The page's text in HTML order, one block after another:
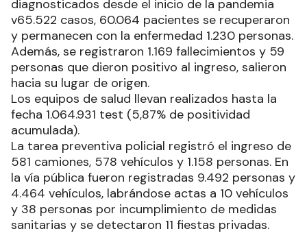
diagnosticados desde el inicio de la pandemia
v65.522 casos, 60.064 pacientes se recuperaron
y permanecen con la enfermedad 1.230 personas.
Además, se registraron 1.169 fallecimientos y 59
personas que dieron positivo al ingreso, salieron
hacia su lugar de origen.
Los equipos de salud llevan realizados hasta la
fecha 1.064.931 test (5,87% de positividad
acumulada).
La tarea preventiva policial registró el ingreso de
581 camiones, 578 vehículos y 1.158 personas. En
la vía pública fueron registradas 9.492 personas y
4.464 vehículos, labrándose actas a 10 vehículos
y 38 personas por incumplimiento de medidas
sanitarias y se detectaron 11 fiestas privadas.